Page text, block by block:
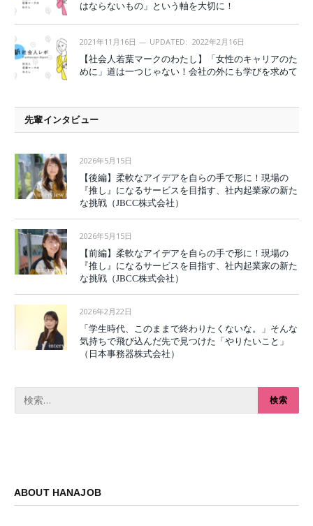
はならないもの」という軸を大切に！
2021年11月16日 UPDATED: 2022年2月16日
【社会人若葉マークのわたし】「女性のキャリアのた
めに」道は一つじゃない！会社の外にも学びを求めて
先輩インタビュー
2026年5月15日
【後編】柔軟なアイデアを自らの手で形に！現場の
『推し』になるサービスを目指す、社内起業家の新た
な挑戦（JBCC株式会社）
2026年5月15日
【前編】柔軟なアイデアを自らの手で形に！現場の
『推し』になるサービスを目指す、社内起業家の新た
な挑戦（JBCC株式会社）
2026年2月22日
「学生時代、このままで終わりたくないな。」そんな
気持ちで飛び込んだ先で見つけた「やりたいこと」
（日本事務器株式会社）
ABOUT HANAJOB